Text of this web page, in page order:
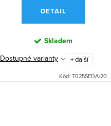
DETAIL
Skladem
Dostupné varianty
+ další
Kód: T025SEDA/20